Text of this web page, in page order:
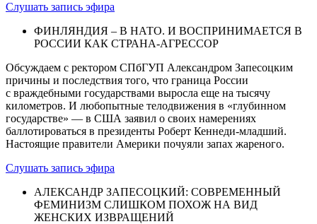
Слушать запись эфира
ФИНЛЯНДИЯ – В НАТО. И ВОСПРИНИМАЕТСЯ В
РОССИИ КАК СТРАНА-АГРЕССОР
Обсуждаем с ректором СПбГУП Александром Запесоцким
причины и последствия того, что граница России
с враждебными государствами выросла еще на тысячу
километров. И любопытные телодвижения в «глубинном
государстве» — в США заявил о своих намерениях
баллотироваться в президенты Роберт Кеннеди-младший.
Настоящие правители Америки почуяли запах жареного.
Слушать запись эфира
АЛЕКСАНДР ЗАПЕСОЦКИЙ: СОВРЕМЕННЫЙ
ФЕМИНИЗМ СЛИШКОМ ПОХОЖ НА ВИД
ЖЕНСКИХ ИЗВРАЩЕНИЙ